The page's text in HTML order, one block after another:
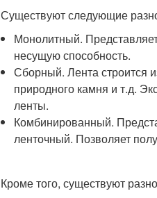
Существуют следующие
Монолитный.
несущую способность.
Сборный. Лента строится
природного камня и т.д.
ленты.
Комбинированный.
ленточный. Позволяет
Кроме того, существуют